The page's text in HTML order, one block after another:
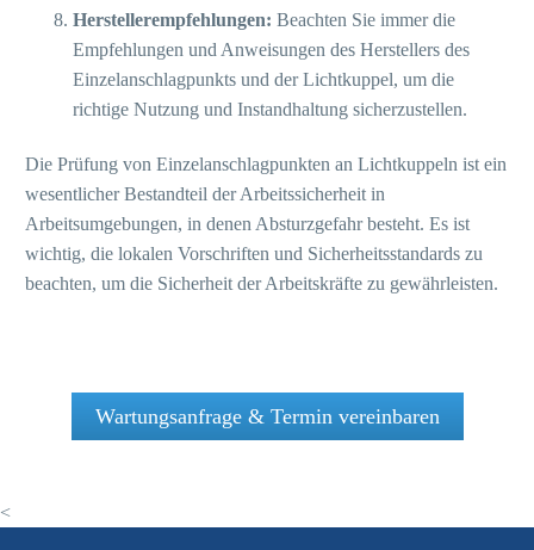
Herstellerempfehlungen: Beachten Sie immer die
Empfehlungen und Anweisungen des Herstellers des
Einzelanschlagpunkts und der Lichtkuppel, um die
richtige Nutzung und Instandhaltung sicherzustellen.
Die Prüfung von Einzelanschlagpunkten an Lichtkuppeln ist ein
wesentlicher Bestandteil der Arbeitssicherheit in
Arbeitsumgebungen, in denen Absturzgefahr besteht. Es ist
wichtig, die lokalen Vorschriften und Sicherheitsstandards zu
beachten, um die Sicherheit der Arbeitskräfte zu gewährleisten.
Wartungsanfrage & Termin vereinbaren
<